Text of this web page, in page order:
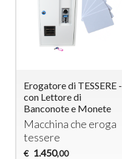
Erogatore di TESSERE -
con Lettore di
Banconote e Monete
Macchina che eroga
tessere
€ 1.450,00